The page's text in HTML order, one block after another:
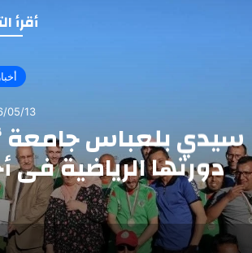
أقرأ
أخبار
05/11
وقف النار بين
ترامب يرفض
يهدد